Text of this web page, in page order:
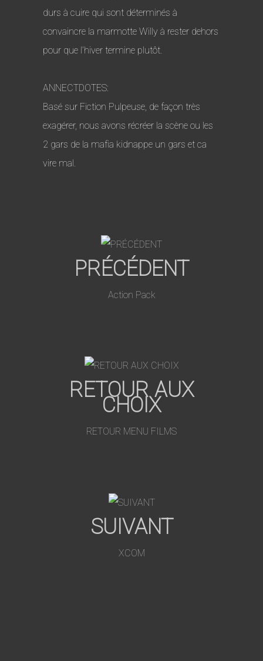
durs à cuire qui sont déterminés à
convaincre la marmotte Willy à rester dehors
pour que l’hiver termine plutôt.
ANNECTDOTES:
Basé sur Fiction Pulpeuse, de façon très
exagérer, nous avons récréer la scène ou les
2 gars de la mafia kidnappe un gars et ca
vire mal.
PRÉCÉDENT
Action Pack
RETOUR AUX
CHOIX
RETOUR MENU FILMS
SUIVANT
XCOM